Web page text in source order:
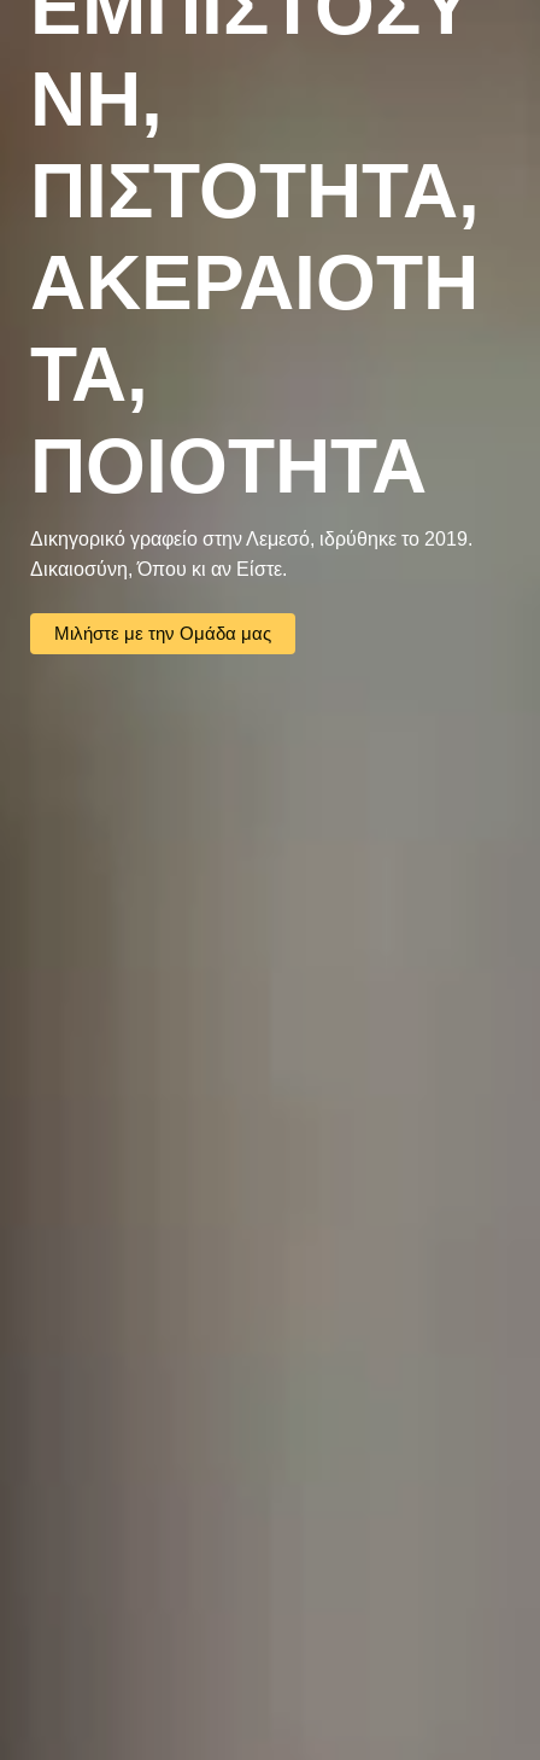
ΝΗ,
ΠΙΣΤΟΤΗΤΑ,
ΑΚΕΡΑΙΟΤΗ
ΤΑ,
ΠΟΙΟΤΗΤΑ
Δικηγορικό γραφείο στην Λεμεσό, ιδρύθηκε το 2019.
Δικαιοσύνη, Όπου κι αν Είστε.
Μιλήστε με την Ομάδα μας